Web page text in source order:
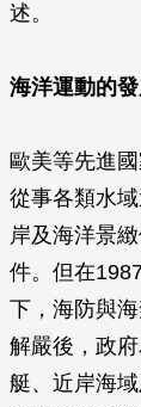
述。
海洋運動的
歐美等先進
從事各類水
岸及海洋景
件。但在
下，海防與
解嚴後，政
艇、近岸海